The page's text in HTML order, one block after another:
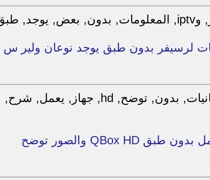
لرسيفر بدون طبق يوجد نوعان ولير س
شرح جهاز يعمل بدون طبق QBox HD والصور توضح